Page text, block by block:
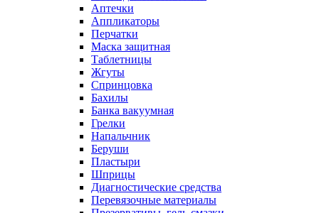
Аптечки
Аппликаторы
Перчатки
Маска защитная
Таблетницы
Жгуты
Спринцовка
Бахилы
Банка вакуумная
Грелки
Напальчник
Беруши
Пластыри
Шприцы
Диагностические средства
Перевязочные материалы